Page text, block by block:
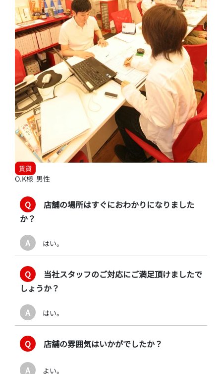
賃貸
O.K様 男性
Q
店舗の場所はすぐにおわかりになりました
か？
A はい。
Q
当社スタッフのご対応にご満足頂けましたで
しょうか？
A はい。
Q 店舗の雰囲気はいかがでしたか？
A よい。